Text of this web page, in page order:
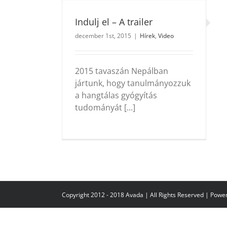
Indulj el – A trailer
december 1st, 2015 | Hírek, Video
2015 tavaszán Nepálban
jártunk, hogy tanulmányozzuk
a hangtálas gyógyítás
tudományát [...]
Copyright 2012 - 2018 Avada | All Rights Reserved |